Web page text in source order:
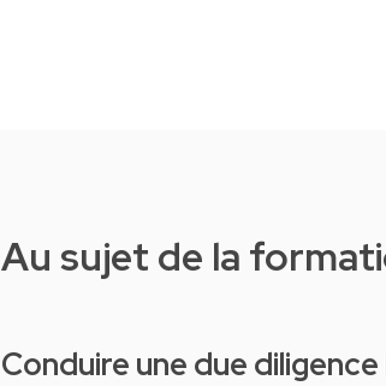
Au sujet de la
Conduire une due